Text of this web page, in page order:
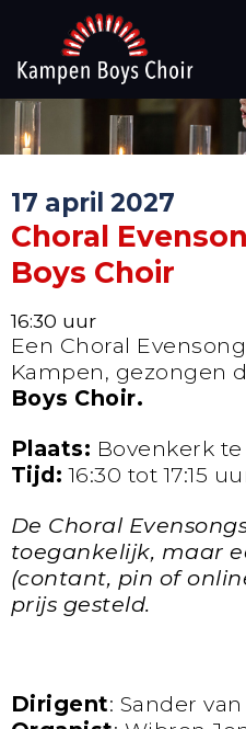
17 april 2027
Choral
Boys Choir
16:30 uur
Een Choral
Kampen, gezongen
Boys Choir.
Plaats: Bovenkerk
Tijd: 16:30 tot 17:15
De Choral
toegankelijk, maar
(contant, pin of
prijs gesteld.
Dirigent: Sander